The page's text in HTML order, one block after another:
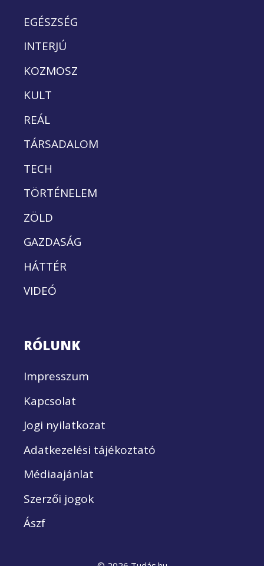
EGÉSZSÉG
INTERJÚ
KOZMOSZ
KULT
REÁL
TÁRSADALOM
TECH
TÖRTÉNELEM
ZÖLD
GAZDASÁG
HÁTTÉR
VIDEÓ
RÓLUNK
Impresszum
Kapcsolat
Jogi nyilatkozat
Adatkezelési tájékoztató
Médiaajánlat
Szerzői jogok
Ászf